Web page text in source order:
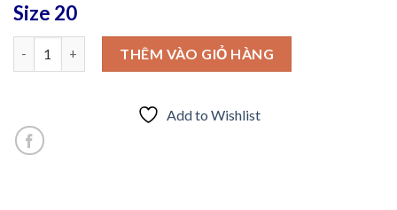
Size 20
Bộ sưu tập bộ đồ bơi tầng , ngoài là váy ngắn size 10-12-14-16-
THÊM VÀO GIỎ HÀNG
Add to Wishlist